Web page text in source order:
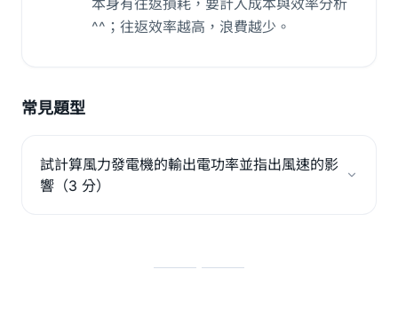
本身有往返損耗，要計入成本與效率分析
^^；往返效率越高，浪費越少。
常見題型
試計算風力發電機的輸出電功率並指出風速的影
響（3 分）